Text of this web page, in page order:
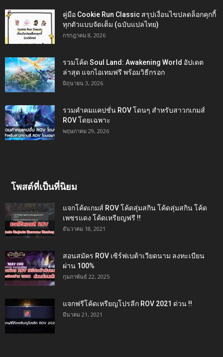
คู่มือ Cookie Run Classic สรุปเงื่อนไขปลดล็อกคุกกี้
ทุกตัวแบบจัดเต็ม (ฉบับแปลไทย)
กรกฎาคม 8, 2026
รวมโค้ด Soul Land: Awakening World อัปเดต
ล่าสุด แจกไอเทมฟรี พร้อมวิธีกรอก
มิถุนายน 3, 2026
รวมคำคมแคปชั่น ROV โดนๆ สำหรับสาวกเกมส์
ROV โดยเฉพาะ
พฤษภาคม 29, 2026
โพสต์ที่เป็นที่นิยม
แจกโค้ดเกมส์ ROV โค้ดสุ่มสกิน โค้ดสุ่มสกิน โค้ด
เพชรแดง โค้ดเหรียญฟรี !!
ธันวาคม 18, 2021
สอนสมัคร ROV เซิร์ฟเบต้าเวียดนาม ลงทะเบียน
ผ่าน 100%
กุมภาพันธ์ 22, 2025
แจกฟรีโค้ดเหรียญโปรลีก ROV 2021 ด่วน !!
มีนาคม 21, 2021